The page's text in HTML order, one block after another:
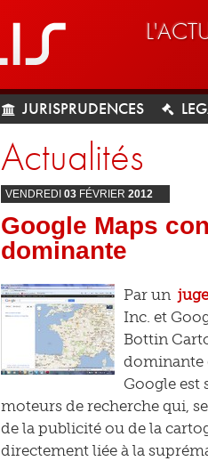
JURISPRUDENCES
Actualités
VENDREDI 03 FÉVRIER 2012
Google Maps
dominante
Par un
Inc. et
Bottin
dominante
Google est
moteurs de recherche qui,
de la publicité ou de la
directement liée à la